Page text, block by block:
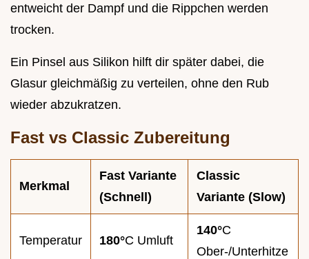
entweicht der Dampf und die Rippchen werden
trocken.
Ein Pinsel aus Silikon hilft dir später dabei, die
Glasur gleichmäßig zu verteilen, ohne den Rub
wieder abzukratzen.
Fast vs Classic Zubereitung
Merkmal
Fast Variante
(Schnell)
Classic
Variante (Slow)
Temperatur 180°C Umluft
140°C
Ober-/Unterhitze